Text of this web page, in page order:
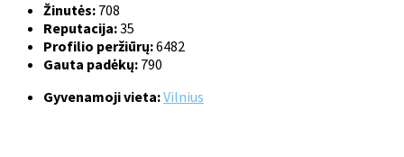
Žinutės: 708
Reputacija:35
Profilio peržiūrų:6482
Gauta padėkų: 790
Gyvenamoji vieta:Vilnius